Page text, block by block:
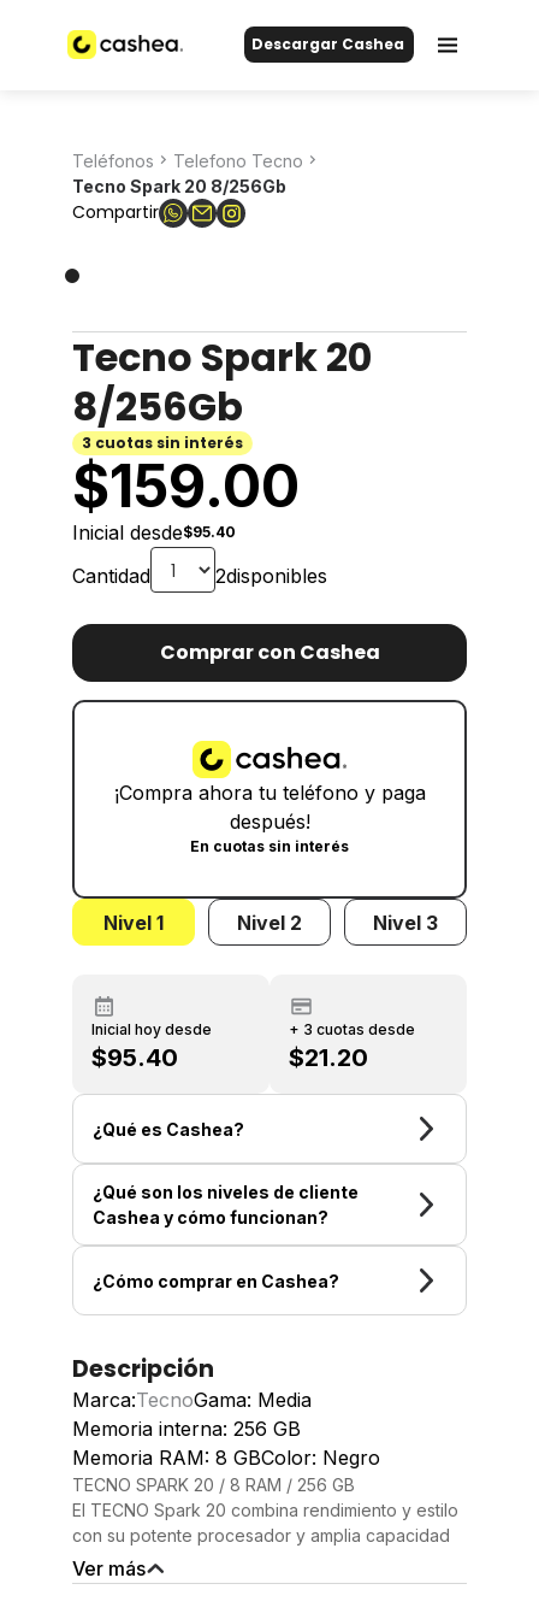
Descargar Cashea
Teléfonos
Telefono Tecno
Tecno Spark 20 8/256Gb
Compartir
Tecno Spark 20
8/256Gb
3 cuotas sin interés
$159.00
Inicial desde$95.40
Cantidad 2disponibles
Comprar con Cashea
¡Compra ahora tu teléfono y paga
después!
En cuotas sin interés
Nivel 1 Nivel 2 Nivel 3
Inicial hoy desde
$95.40
+ 3 cuotas desde
$21.20
¿Qué es Cashea?
¿Qué son los niveles de cliente
Cashea y cómo funcionan?
¿Cómo comprar en Cashea?
Descripción
Marca:TecnoGama: Media
Memoria interna: 256 GB
Memoria RAM: 8 GBColor: Negro
TECNO SPARK 20 / 8 RAM / 256 GB
El TECNO Spark 20 combina rendimiento y estilo
con su potente procesador y amplia capacidad
de almacenamiento, ideal para aquellos que
buscan un smartphone versátil y eficiente. Con 8
Ver más